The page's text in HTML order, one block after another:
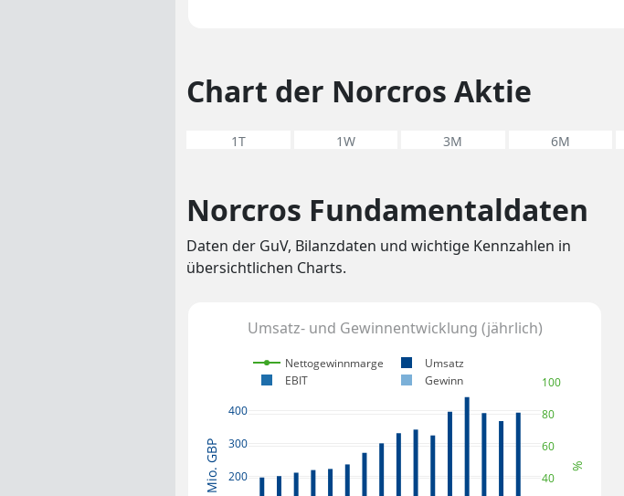
Chart der Norcros Aktie
1T 1W 3M 6M
Norcros Fundamentaldaten
Daten der GuV, Bilanzdaten und wichtige Kennzahlen in
übersichtlichen Charts.
Umsatz- und Gewinnentwicklung (jährlich)
200
300
400
40
60
80
100
Nettogewinnmarge
Umsatz
EBIT
Gewinn
Mio. GBP %